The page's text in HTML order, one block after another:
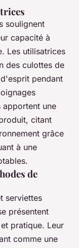
soulignent
capacité à
Les utilisatrices
des culottes de
pendant
apportent une
citant
grâce
à une
de
serviettes
présentent
pratique. Leur
comme une